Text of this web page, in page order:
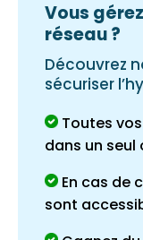
Vous
réseau ?
Découvrez
sécuriser
Toutes
dans un seul
En cas de
sont